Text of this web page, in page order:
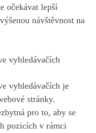
očekávat lepší
návštěvnost na
vyhledávačích
vyhledávačích je
stránky.
pro to, aby se
pozicích v rámci